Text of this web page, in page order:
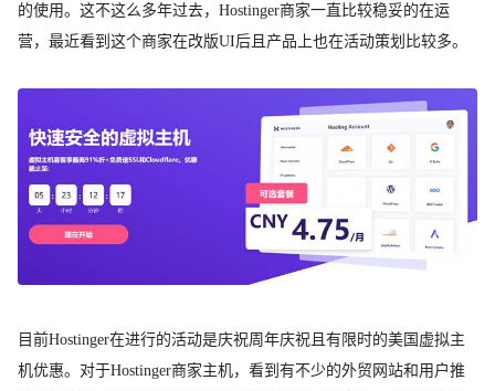
的使用。这不这么多年过去，Hostinger商家一直比较稳妥的在运
营，最近看到这个商家在改版UI后且产品上也在活动策划比较多。
目前Hostinger在进行的活动是庆祝周年庆祝且有限时的美国虚拟主
机优惠。对于Hostinger商家主机，看到有不少的外贸网站和用户推